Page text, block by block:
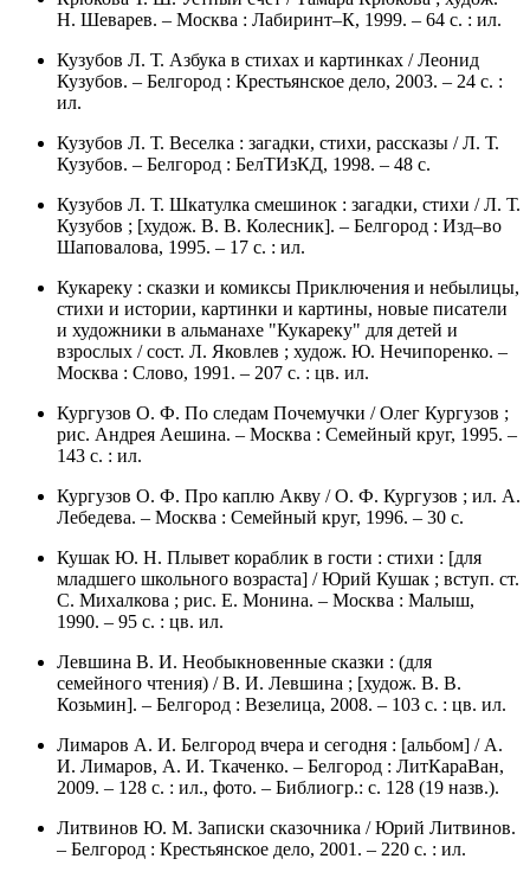
Н. Шеварев. – Москва : Лабиринт–К, 1999. – 64 с. : ил.
Кузубов Л. Т. Азбука в стихах и картинках / Леонид
Кузубов. – Белгород : Крестьянское дело, 2003. – 24 с. :
ил.
Кузубов Л. Т. Веселка : загадки, стихи, рассказы / Л. Т.
Кузубов. – Белгород : БелТИзКД, 1998. – 48 с.
Кузубов Л. Т. Шкатулка смешинок : загадки, стихи / Л. Т.
Кузубов ; [худож. В. В. Колесник]. – Белгород : Изд–во
Шаповалова, 1995. – 17 с. : ил.
Кукареку : сказки и комиксы Приключения и небылицы,
стихи и истории, картинки и картины, новые писатели
и художники в альманахе "Кукареку" для детей и
взрослых / сост. Л. Яковлев ; худож. Ю. Нечипоренко. –
Москва : Слово, 1991. – 207 с. : цв. ил.
Кургузов О. Ф. По следам Почемучки / Олег Кургузов ;
рис. Андрея Аешина. – Москва : Семейный круг, 1995. –
143 с. : ил.
Кургузов О. Ф. Про каплю Акву / О. Ф. Кургузов ; ил. А.
Лебедева. – Москва : Семейный круг, 1996. – 30 с.
Кушак Ю. Н. Плывет кораблик в гости : стихи : [для
младшего школьного возраста] / Юрий Кушак ; вступ. ст.
С. Михалкова ; рис. Е. Монина. – Москва : Малыш,
1990. – 95 с. : цв. ил.
Левшина В. И. Необыкновенные сказки : (для
семейного чтения) / В. И. Левшина ; [худож. В. В.
Козьмин]. – Белгород : Везелица, 2008. – 103 с. : цв. ил.
Лимаров А. И. Белгород вчера и сегодня : [альбом] / А.
И. Лимаров, А. И. Ткаченко. – Белгород : ЛитКараВан,
2009. – 128 с. : ил., фото. – Библиогр.: c. 128 (19 назв.).
Литвинов Ю. М. Записки сказочника / Юрий Литвинов.
– Белгород : Крестьянское дело, 2001. – 220 с. : ил.